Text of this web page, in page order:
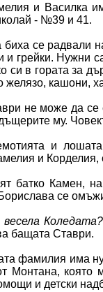
и Василка
- №39 и 41.
биха се радвали
и грейки. Нужни
си в гората за
желязо, кашони,
не може да се
му.
и
и Корделия,
батко Камен,
се
бащата Ставри.
фамилия има
Монтана, която
и детски